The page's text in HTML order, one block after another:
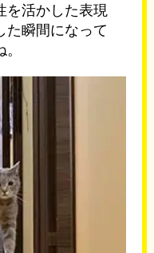
を活かした表現
た瞬間になって